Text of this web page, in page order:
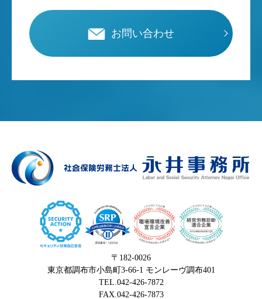
お問い合わせ
〒182-0026
東京都調布市小島町3-66-1 モンレーヴ調布401
TEL.042-426-7872
FAX.042-426-7873